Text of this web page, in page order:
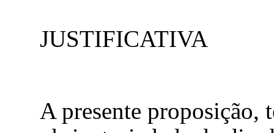
JUSTIFICATIVA
A presente proposição,